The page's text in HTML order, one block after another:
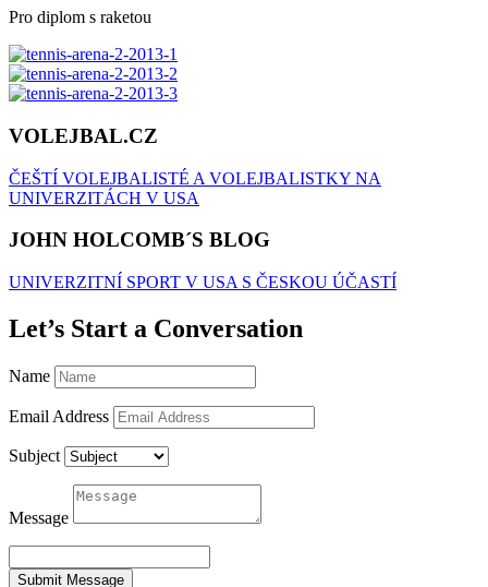
Pro diplom s raketou
VOLEJBAL.CZ
ČEŠTÍ VOLEJBALISTÉ A VOLEJBALISTKY NA
UNIVERZITÁCH V USA
JOHN HOLCOMB´S BLOG
UNIVERZITNÍ SPORT V USA S ČESKOU ÚČASTÍ
Let’s Start a Conversation
Name
Email Address
Subject
Message
Submit Message